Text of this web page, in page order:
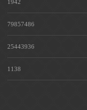
79857486
25443936
1138